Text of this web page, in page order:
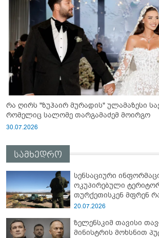
რა ღირს "ზუჰაირ მურადის" ულამაზესი საქორწინო კაბა,
რომელიც სალომე თარგამაძემ მოირგო
30.07.2026
სამხედრო
სენსაციური
ოკუპირებული
თურქეთისკენ მფრენ
სამიტი კინაღამ
20.07.2026
ზელენსკიმ თავისი
მინისტრის მოხსნით